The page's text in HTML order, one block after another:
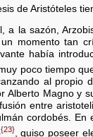
de Aristóteles
la sazón,
momento tan
había
poco tiempo
al propio
Magno y
entre
cordobés.
{23}, quiso poseer